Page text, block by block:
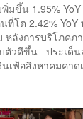
พิ่มขึ้น 1.95%
ที่โต 2.42%
หลังการบริโภค
บตัวดีขึ้น ประเ
นเฟ้อสิงหาคมคา